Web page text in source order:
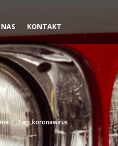
KONTAKT
Tag: koronawirus